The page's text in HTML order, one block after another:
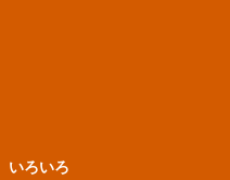
いろいろ